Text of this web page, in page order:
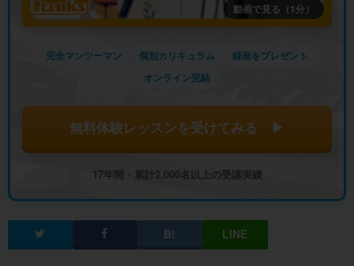
動画で見る（1分）
完全マンツーマン 個別カリキュラム
録画をプレゼント
オンライン完結
無料体験レッスンを受けてみる ▶
17年間・累計2,000名以上の受講実績